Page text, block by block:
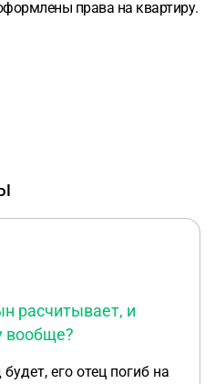
права на квартиру.
расчитывает, и
вообще?
его отец погиб на